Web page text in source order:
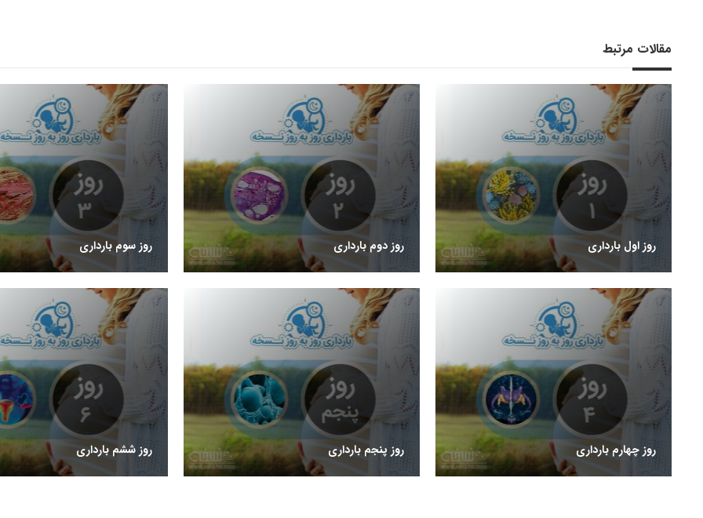
مقالات مرتبط
روز اول بارداری روز دوم بارداری روز سوم بارداری
روز چهارم بارداری روز پنجم بارداری روز ششم بارداری